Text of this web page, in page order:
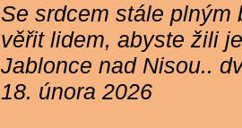
Se srdcem stále
věřit lidem, abyste žili
Jablonce nad Nisou..
18. února 2026